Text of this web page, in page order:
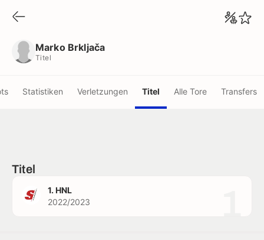
Marko Brkljača
Titel
Statistiken Verletzungen Titel Alle Tore Transfers
Titel
1. HNL
2022/2023